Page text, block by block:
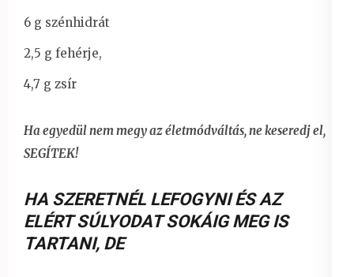
6 g szénhidrát
2,5 g fehérje,
4,7 g zsír
Ha egyedül nem megy az életmódváltás, ne keseredj el,
SEGÍTEK!
HA SZERETNÉL LEFOGYNI ÉS AZ
ELÉRT SÚLYODAT SOKÁIG MEG IS
TARTANI, DE